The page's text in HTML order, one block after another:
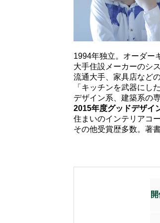
1994年独立。オーダー
大手住設メーカーのシ
流通大手、家具店など
「キッチンを武器にし
デザイン系、建築系の
2015年度グッドデザイ
住まいのインテリアコ
その他受賞歴多数。著